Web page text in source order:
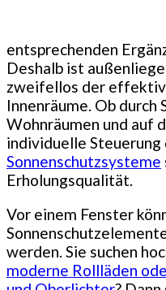
entsprechenden
Deshalb ist
zweifellos der
Innenräume. Ob durch
Wohnräumen und auf
individuelle
Sonnenschutzsysteme
Erholungsqualität.
Vor einem Fenster
werden. Sie suchen
moderne Rollläden